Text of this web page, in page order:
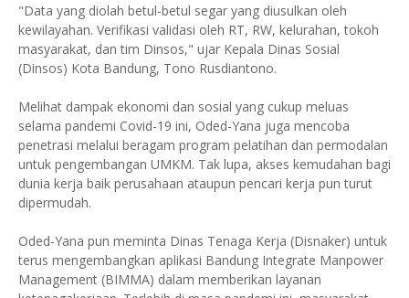
"Data yang diolah betul-betul segar yang diusulkan oleh
kewilayahan. Verifikasi validasi oleh RT, RW, kelurahan, tokoh
masyarakat, dan tim Dinsos," ujar Kepala Dinas Sosial
(Dinsos) Kota Bandung, Tono Rusdiantono.
Melihat dampak ekonomi dan sosial yang cukup meluas
selama pandemi Covid-19 ini, Oded-Yana juga mencoba
penetrasi melalui beragam program pelatihan dan permodalan
untuk pengembangan UMKM. Tak lupa, akses kemudahan bagi
dunia kerja baik perusahaan ataupun pencari kerja pun turut
dipermudah.
Oded-Yana pun meminta Dinas Tenaga Kerja (Disnaker) untuk
terus mengembangkan aplikasi Bandung Integrate Manpower
Management (BIMMA) dalam memberikan layanan